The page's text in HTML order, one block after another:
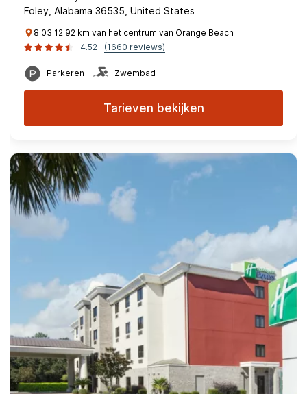
Foley, Alabama 36535, United States
8.03 12.92 km van het centrum van Orange Beach
4.52
(1660 reviews)
Parkeren Zwembad
Tarieven bekijken